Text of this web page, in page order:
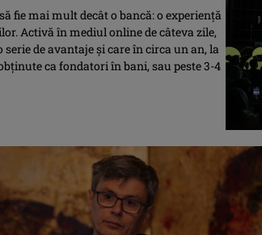
fie mai mult decât o bancă: o experiență
Activă în mediul online de câteva zile,
de avantaje și care în circa un an, la
ca fondatori în bani, sau peste 3-4